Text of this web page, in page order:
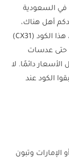
في السعودية
أهل هناك،
يشتغل معكم بكل سهولة. من كل الكوبونات، هذا الكود (CX31)
حتى عدسات
دائمًا. لا
الكود عند
الإمارات وتبون